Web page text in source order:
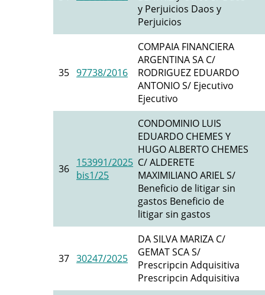
y Perjuicios Daos y
Perjuicios
35 97738/2016
COMPAIA FINANCIERA
ARGENTINA SA C/
RODRIGUEZ EDUARDO
ANTONIO S/ Ejecutivo
Ejecutivo
36
153991/2025
bis1/25
CONDOMINIO LUIS
EDUARDO CHEMES Y
HUGO ALBERTO CHEMES
C/ ALDERETE
MAXIMILIANO ARIEL S/
Beneficio de litigar sin
gastos Beneficio de
litigar sin gastos
37 30247/2025
DA SILVA MARIZA C/
GEMAT SCA S/
Prescripcin Adquisitiva
Prescripcin Adquisitiva